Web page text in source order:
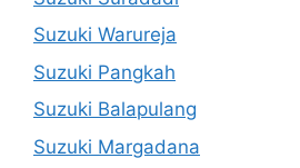
Suzuki Warureja
Suzuki Pangkah
Suzuki Balapulang
Suzuki Margadana